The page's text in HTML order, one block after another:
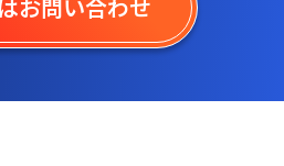
お問い合わせ